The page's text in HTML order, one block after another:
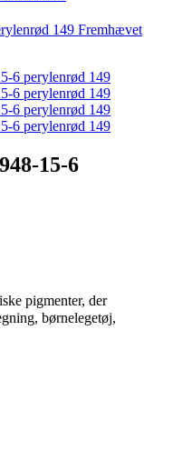
15-6
pigmenter, der
børnelegetøj,